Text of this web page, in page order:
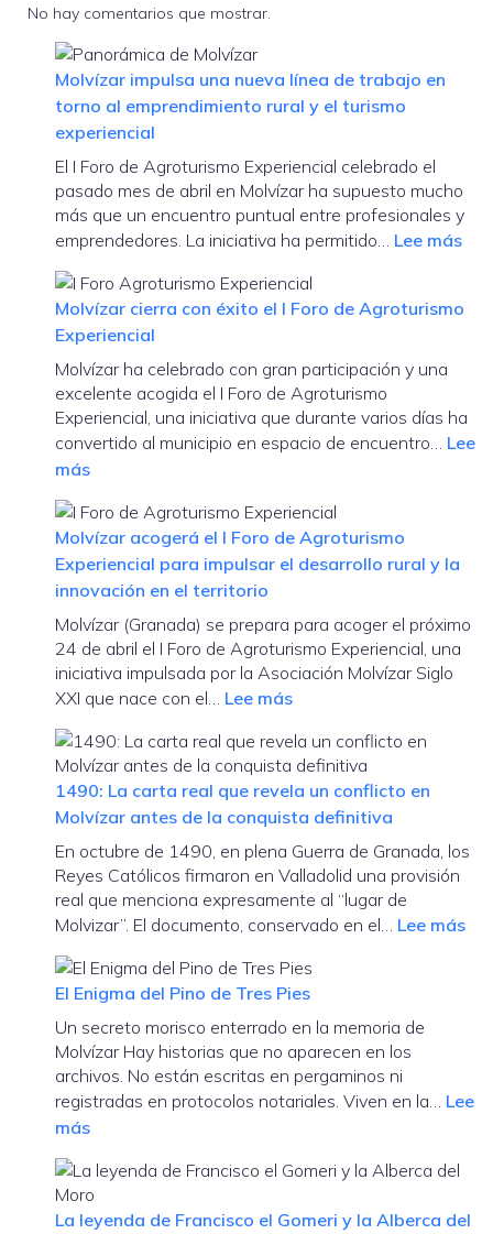
No hay comentarios que mostrar.
Molvízar impulsa una nueva línea de trabajo en
torno al emprendimiento rural y el turismo
experiencial
El I Foro de Agroturismo Experiencial celebrado el
pasado mes de abril en Molvízar ha supuesto mucho
más que un encuentro puntual entre profesionales y
emprendedores. La iniciativa ha permitido… Lee más:
una
en
Molvízar cierra con éxito el I Foro de Agroturismo
Experiencial
Molvízar ha celebrado con gran participación y una
excelente acogida el I Foro de Agroturismo
Experiencial, una iniciativa que durante varios días ha
convertido al municipio en espacio de encuentro… Lee
más:
cierra
con
éxito
el
I
Foro
de
Agroturismo
Experiencial
Molvízar acogerá el I Foro de Agroturismo
Experiencial para impulsar el desarrollo rural y la
innovación en el territorio
Molvízar (Granada) se prepara para acoger el próximo
24 de abril el I Foro de Agroturismo Experiencial, una
iniciativa impulsada por la Asociación Molvízar Siglo
XXI que nace con el… Lee más:
acogerá
el
I
Foro
de
Agroturismo
Experiencial
para
impulsar
el
rural
y
la
el
1490: La carta real que revela un conflicto en
Molvízar antes de la conquista definitiva
En octubre de 1490, en plena Guerra de Granada, los
Reyes Católicos firmaron en Valladolid una provisión
real que menciona expresamente al “lugar de
Molvizar”. El documento, conservado en el… Lee más:
un
El Enigma del Pino de Tres Pies
Un secreto morisco enterrado en la memoria de
Molvízar Hay historias que no aparecen en los
archivos. No están escritas en pergaminos ni
registradas en protocolos notariales. Viven en la… Lee
más:
Enigma
del
La leyenda de Francisco el Gomeri y la Alberca del